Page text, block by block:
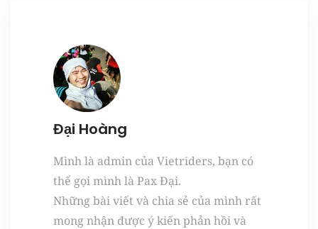
Đại Hoàng
Mình là admin của Vietriders, bạn có
thể gọi mình là Pax Đại.
Những bài viết và chia sẻ của mình rất
mong nhận được ý kiến phản hồi và